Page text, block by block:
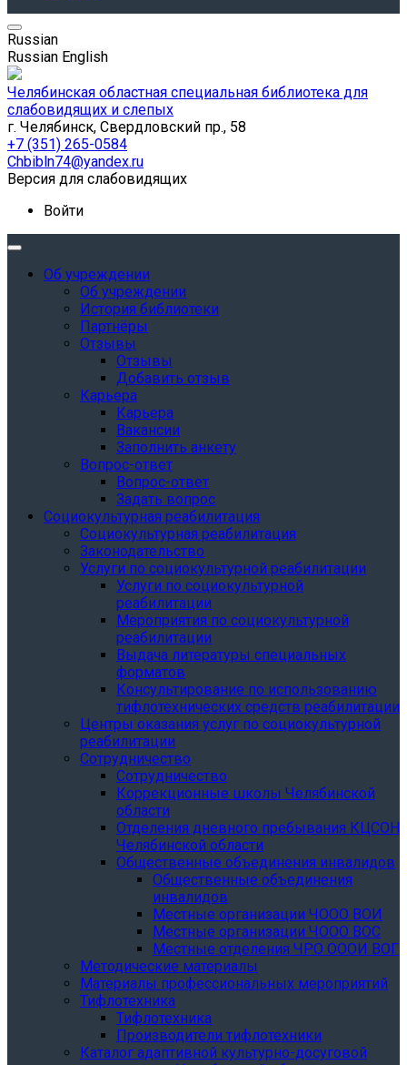
Russian
Russian English
Челябинская областная специальная библиотека для
слабовидящих и слепых
г. Челябинск, Свердловский пр., 58
+7 (351) 265-0584
Chbibln74@yandex.ru
Версия для слабовидящих
Войти
Об учреждении
Об учреждении
История библиотеки
Партнёры
Отзывы
Отзывы
Добавить отзыв
Карьера
Карьера
Вакансии
Заполнить анкету
Вопрос-ответ
Вопрос-ответ
Задать вопрос
Социокультурная реабилитация
Социокультурная реабилитация
Законодательство
Услуги по социокультурной реабилитации
Услуги по социокультурной
реабилитации
Мероприятия по социокультурной
реабилитации
Выдача литературы специальных
форматов
Консультирование по использованию
тифлотехнических средств реабилитации
Центры оказания услуг по социокультурной
реабилитации
Сотрудничество
Сотрудничество
Коррекционные школы Челябинской
области
Отделения дневного пребывания КЦСОН
Челябинской области
Общественные объединения инвалидов
Общественные объединения
инвалидов
Местные организации ЧООО ВОИ
Местные организации ЧООО ВОС
Местные отделения ЧРО ОООИ ВОГ
Методические материалы
Материалы профессиональных мероприятий
Тифлотехника
Тифлотехника
Производители тифлотехники
Каталог адаптивной культурно-досуговой